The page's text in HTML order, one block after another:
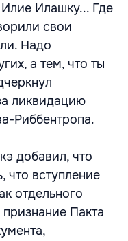
Илашку... Где
свои
Надо
а тем, что ты
ликвидацию
Риббентропа.
добавил, что
что вступление
отдельного
признание Пакта